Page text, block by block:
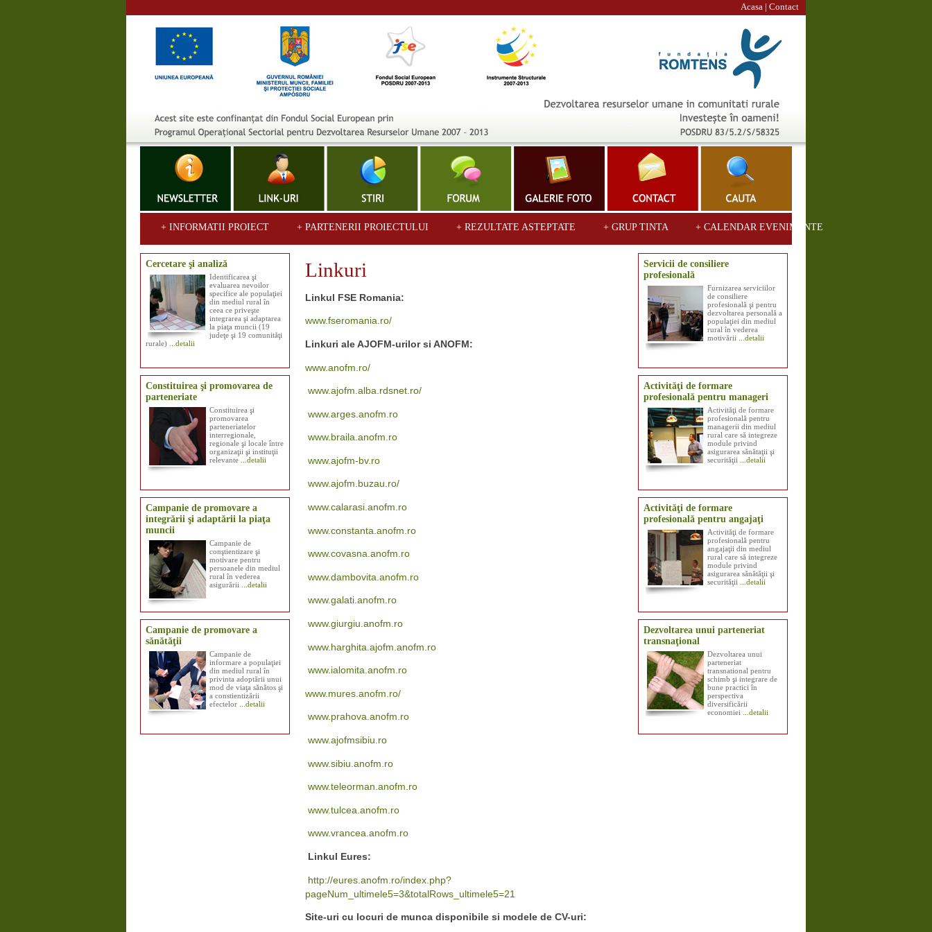
Acasa | Contact
+ INFORMATII PROIECT + PARTENERII PROIECTULUI + REZULTATE ASTEPTATE + GRUP TINTA + CALENDAR EVENIMENTE
Cercetare şi analiză
Identificarea şi
evaluarea nevoilor
specifice ale populaţiei
din mediul rural în
ceea ce priveşte
integrarea şi adaptarea
la piaţa muncii (19
judeţe şi 19 comunităţi
rurale) ...detalii
Constituirea şi promovarea de
parteneriate
Constituirea şi
promovarea
parteneriatelor
interregionale,
regionale şi locale între
organizaţii şi instituţii
relevante
...detalii
Campanie de promovare a
integrării şi adaptării la piaţa
muncii
Campanie de
conştientizare şi
motivare pentru
persoanele din mediul
rural în vederea
asigurării
...detalii
Campanie de promovare a
sănătăţii
Campanie de
informare a populaţiei
din mediul rural în
privinta adoptării unui
mod de viaţa sănătos şi
a constientizării
efectelor
...detalii
Linkuri
Linkul FSE Romania:
www.fseromania.ro/
Linkuri ale AJOFM-urilor si ANOFM:
www.anofm.ro/
www.ajofm.alba.rdsnet.ro/
www.arges.anofm.ro
www.braila.anofm.ro
www.ajofm-bv.ro
www.ajofm.buzau.ro/
www.calarasi.anofm.ro
www.constanta.anofm.ro
www.covasna.anofm.ro
www.dambovita.anofm.ro
www.galati.anofm.ro
www.giurgiu.anofm.ro
www.harghita.ajofm.anofm.ro
www.ialomita.anofm.ro
www.mures.anofm.ro/
www.prahova.anofm.ro
www.ajofmsibiu.ro
www.sibiu.anofm.ro
www.teleorman.anofm.ro
www.tulcea.anofm.ro
www.vrancea.anofm.ro
Linkul Eures:
http://eures.anofm.ro/index.php?
pageNum_ultimele5=3&totalRows_ultimele5=21
Site-uri cu locuri de munca disponibile si modele de CV-uri:
Servicii de consiliere
profesională
Furnizarea serviciilor
de consiliere
profesională şi pentru
dezvoltarea personală a
populaţiei din mediul
rural în vederea
motivării ...detalii
Activităţi de formare
profesională pentru manageri
Activităţi de formare
profesională pentru
managerii din mediul
rural care să integreze
module privind
asigurarea sănătaţii şi
securităţii
...detalii
Activităţi de formare
profesională pentru angajaţi
Activităţi de formare
profesională pentru
angajaţii din mediul
rural care să integreze
module privind
asigurarea sănătăţii şi
securităţii
...detalii
Dezvoltarea unui parteneriat
transnaţional
Dezvoltarea unui
parteneriat
transnational pentru
schimb şi integrare de
bune practici în
perspectiva
diversificării
economiei
...detalii